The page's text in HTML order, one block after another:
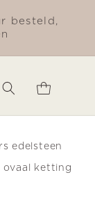
besteld,
Winkelwagen
edelsteen
ovaal ketting